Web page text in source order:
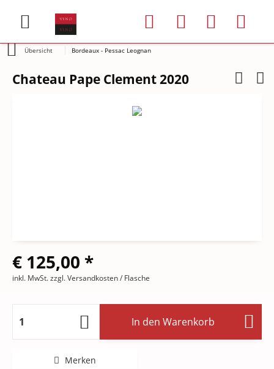
Übersicht Bordeaux - Pessac Leognan
Chateau Pape Clement 2020
€ 125,00 *
inkl. MwSt.zzgl. Versandkosten/ Flasche
In den Warenkorb
Merken